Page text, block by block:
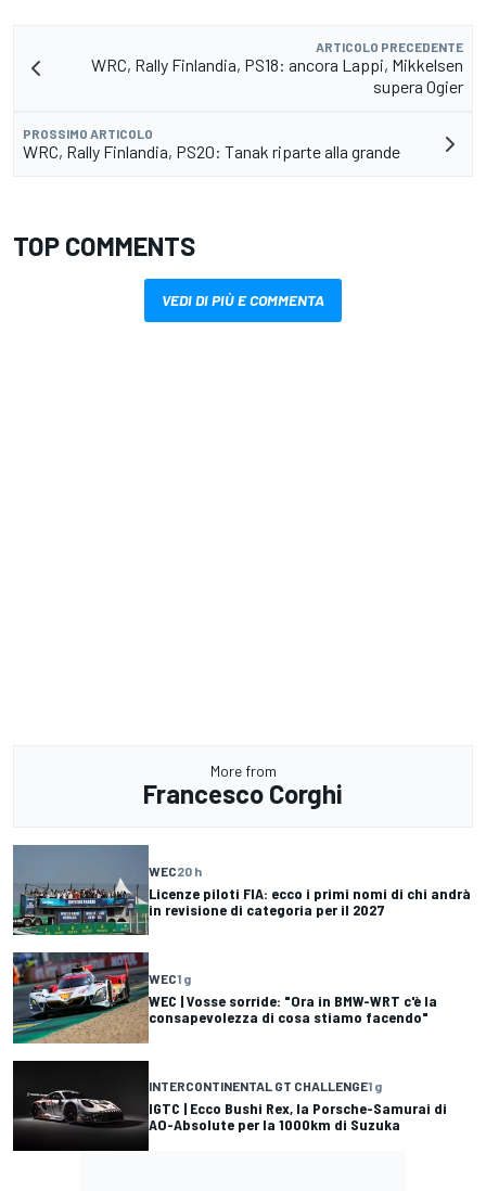
ARTICOLO PRECEDENTE
WRC, Rally Finlandia, PS18: ancora Lappi, Mikkelsen
supera Ogier
PROSSIMO ARTICOLO
WRC, Rally Finlandia, PS20: Tanak riparte alla grande
TOP COMMENTS
VEDI DI PIÙ E COMMENTA
More from
Francesco Corghi
WEC20 h
Licenze piloti FIA: ecco i primi nomi di chi andrà
in revisione di categoria per il 2027
WEC1 g
WEC | Vosse sorride: "Ora in BMW-WRT c'è la
consapevolezza di cosa stiamo facendo"
INTERCONTINENTAL GT CHALLENGE1 g
IGTC | Ecco Bushi Rex, la Porsche-Samurai di
AO-Absolute per la 1000km di Suzuka